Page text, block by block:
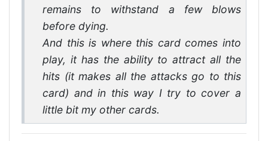
remains to withstand a few blows
before dying.
And this is where this card comes into
play, it has the ability to attract all the
hits (it makes all the attacks go to this
card) and in this way I try to cover a
little bit my other cards.